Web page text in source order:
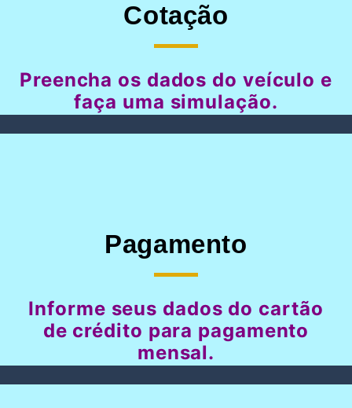
Cotação
Preencha os dados do veículo e
faça uma simulação.
Pagamento
Informe seus dados do cartão
de crédito para pagamento
mensal.